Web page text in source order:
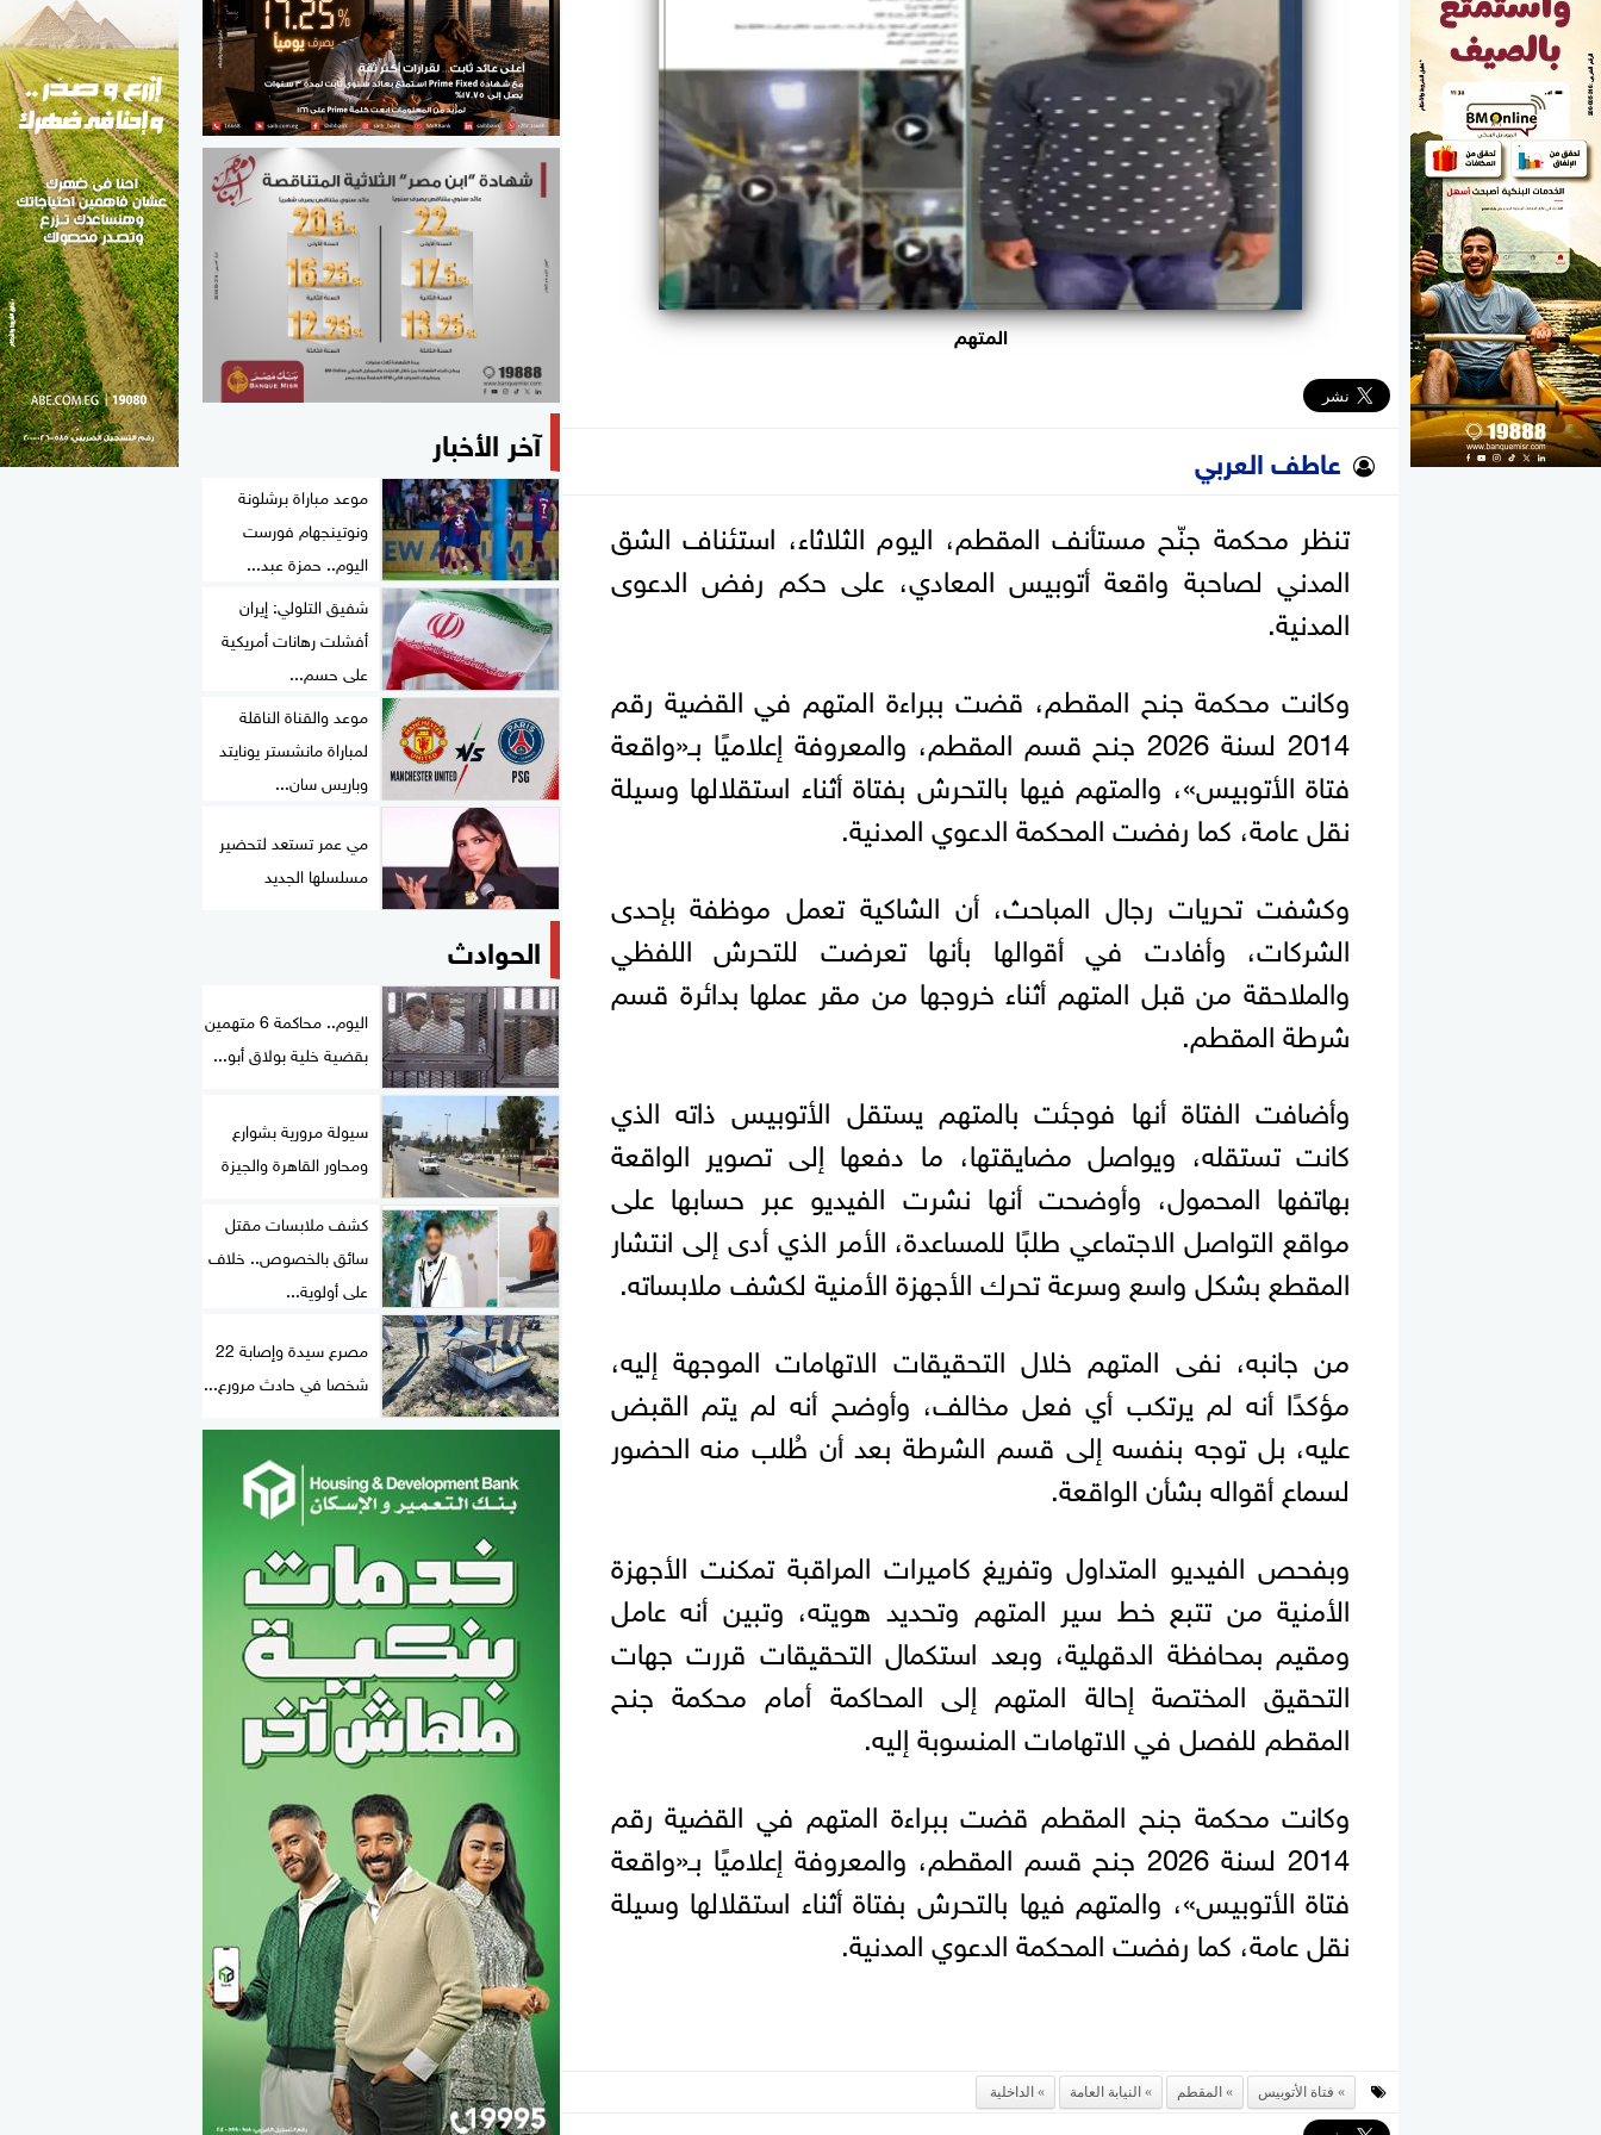
مواهب مصر
المتهم
عاطف العربي
تنظر محكمة جنّح مستأنف المقطم، اليوم الثلاثاء، استئناف الشق
المدني لصاحبة واقعة أتوبيس المعادي، على حكم رفض الدعوى
المدنية.
وكانت محكمة جنح المقطم، قضت ببراءة المتهم في القضية رقم
2014 لسنة 2026 جنح قسم المقطم، والمعروفة إعلاميًا بـ«واقعة
فتاة الأتوبيس»، والمتهم فيها بالتحرش بفتاة أثناء استقلالها وسيلة
نقل عامة، كما رفضت المحكمة الدعوي المدنية.
وكشفت تحريات رجال المباحث، أن الشاكية تعمل موظفة بإحدى
الشركات، وأفادت في أقوالها بأنها تعرضت للتحرش اللفظي
والملاحقة من قبل المتهم أثناء خروجها من مقر عملها بدائرة قسم
شرطة المقطم.
وأضافت الفتاة أنها فوجئت بالمتهم يستقل الأتوبيس ذاته الذي
كانت تستقله، ويواصل مضايقتها، ما دفعها إلى تصوير الواقعة
بهاتفها المحمول، وأوضحت أنها نشرت الفيديو عبر حسابها على
مواقع التواصل الاجتماعي طلبًا للمساعدة، الأمر الذي أدى إلى انتشار
المقطع بشكل واسع وسرعة تحرك الأجهزة الأمنية لكشف ملابساته.
من جانبه، نفى المتهم خلال التحقيقات الاتهامات الموجهة إليه،
مؤكدًا أنه لم يرتكب أي فعل مخالف، وأوضح أنه لم يتم القبض
عليه، بل توجه بنفسه إلى قسم الشرطة بعد أن طُلب منه الحضور
لسماع أقواله بشأن الواقعة.
وبفحص الفيديو المتداول وتفريغ كاميرات المراقبة تمكنت الأجهزة
الأمنية من تتبع خط سير المتهم وتحديد هويته، وتبين أنه عامل
ومقيم بمحافظة الدقهلية، وبعد استكمال التحقيقات قررت جهات
التحقيق المختصة إحالة المتهم إلى المحاكمة أمام محكمة جنح
المقطم للفصل في الاتهامات المنسوبة إليه.
وكانت محكمة جنح المقطم قضت ببراءة المتهم في القضية رقم
2014 لسنة 2026 جنح قسم المقطم، والمعروفة إعلاميًا بـ«واقعة
فتاة الأتوبيس»، والمتهم فيها بالتحرش بفتاة أثناء استقلالها وسيلة
نقل عامة، كما رفضت المحكمة الدعوي المدنية.
فتاة الأتوبيس المقطم النيابة العامة الداخلية
آخر الأخبار
موعد مباراة برشلونة
ونوتينجهام فورست
اليوم.. حمزة عبد...
شفيق التلولي: إيران
أفشلت رهانات أمريكية
على حسم...
موعد والقناة الناقلة
لمباراة مانشستر يونايتد
وباريس سان...
مي عمر تستعد لتحضير
مسلسلها الجديد
الحوادث
اليوم.. محاكمة 6 متهمين
بقضية خلية بولاق أبو...
سيولة مرورية بشوارع
ومحاور القاهرة والجيزة
كشف ملابسات مقتل
سائق بالخصوص.. خلاف
على أولوية...
مصرع سيدة وإصابة 22
شخصا في حادث مرورع...